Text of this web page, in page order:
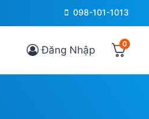
098-101-1013
Đăng Nhập 0